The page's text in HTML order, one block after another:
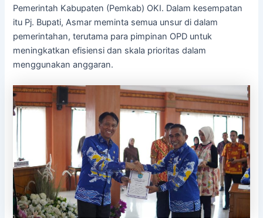
Pemerintah Kabupaten (Pemkab) OKI. Dalam kesempatan
itu Pj. Bupati, Asmar meminta semua unsur di dalam
pemerintahan, terutama para pimpinan OPD untuk
meningkatkan efisiensi dan skala prioritas dalam
menggunakan anggaran.